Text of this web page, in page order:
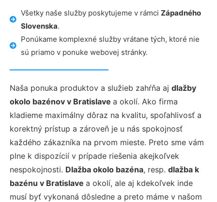
Všetky naše služby poskytujeme v rámci Západného
Slovenska.
Ponúkame komplexné služby vrátane tých, ktoré nie
sú priamo v ponuke webovej stránky.
Naša ponuka produktov a služieb zahŕňa aj dlažby
okolo bazénov v Bratislave a okolí. Ako firma
kladieme maximálny dôraz na kvalitu, spoľahlivosť a
korektný prístup a zároveň je u nás spokojnosť
každého zákazníka na prvom mieste. Preto sme vám
plne k dispozícií v prípade riešenia akejkoľvek
nespokojnosti. Dlažba okolo bazéna, resp. dlažba k
bazénu v Bratislave a okolí, ale aj kdekoľvek inde
musí byť vykonaná dôsledne a preto máme v našom